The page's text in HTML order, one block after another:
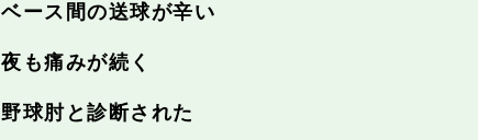
ベース間の送球が辛い
夜も痛みが続く
野球肘と診断された